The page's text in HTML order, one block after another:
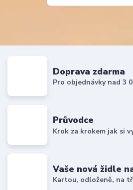
Doprava zdarma
Pro objednávky nad 3
Průvodce
Krok za krokem jak si
Vaše nová židle
Kartou, odloženě, na